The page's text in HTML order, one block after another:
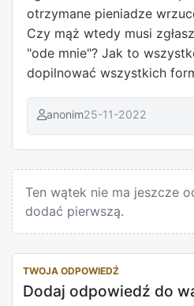
otrzymane pieniadze
Czy mąż wtedy musi
"ode mnie"? Jak to
dopilnować wszystkich
anonim25-11-2022
Ten wątek nie ma jeszcze
dodać pierwszą.
TWOJA ODPOWIEDŹ
Dodaj odpowiedź do